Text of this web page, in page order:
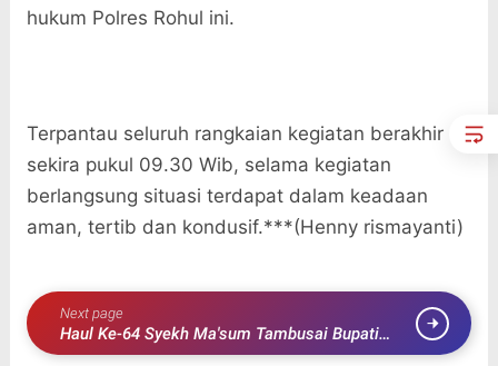
hukum Polres Rohul ini.
Terpantau seluruh rangkaian kegiatan berakhir
sekira pukul 09.30 Wib, selama kegiatan
berlangsung situasi terdapat dalam keadaan
aman, tertib dan kondusif.***(Henny rismayanti)
Next page
Haul Ke-64 Syekh Ma'sum Tambusai Bupati
Rohul Tegaskan Komitmen Pembinaan Generasi